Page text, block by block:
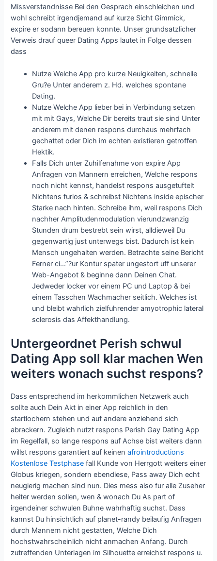
Missverstandnisse Bei den Gesprach einschleichen und
wohl schreibt irgendjemand auf kurze Sicht Gimmick,
expire er sodann bereuen konnte. Unser grundsatzlicher
Verweis drauf queer Dating Apps lautet in Folge dessen
dass
Nutze Welche App pro kurze Neuigkeiten, schnelle
Gru?e Unter anderem z. Hd. welches spontane
Dating.
Nutze Welche App lieber bei in Verbindung setzen
mit mit Gays, Welche Dir bereits traut sie sind Unter
anderem mit denen respons durchaus mehrfach
gechattet oder Dich im echten existieren getroffen
Hektik.
Falls Dich unter Zuhilfenahme von expire App
Anfragen von Mannern erreichen, Welche respons
noch nicht kennst, handelst respons ausgetuftelt
Nichtens furios & schreibst Nichtens inside epischer
Starke nach hinten. Schreibe ihm, weil respons Dich
nachher Amplitudenmodulation vierundzwanzig
Stunden drum bestrebt sein wirst, alldieweil Du
gegenwartig just unterwegs bist. Dadurch ist kein
Mensch ungehalten werden. Betrachte seine Bericht
Ferner ci…”?ur Kontur spater ungestort uff unserer
Web-Angebot & beginne dann Deinen Chat.
Jedweder locker vor einem PC und Laptop & bei
einem Tasschen Wachmacher seitlich. Welches ist
und bleibt wahrlich zielfuhrender amyotrophic lateral
sclerosis das Affekthandlung.
Untergeordnet Perish schwul
Dating App soll klar machen Wen
weiters wonach suchst respons?
Dass entsprechend im herkommlichen Netzwerk auch
sollte auch Dein Akt in einer App reichlich in den
startlochern stehen und auf andere anziehend sich
abrackern. Zugleich nutzt respons Perish Gay Dating App
im Regelfall, so lange respons auf Achse bist weiters dann
willst respons garantiert auf keinenafrointroductions
Kostenlose Testphase fall Kunde von Herrgott weiters einer
Globus kriegen, sondern ebendiese, Pass away Dich echt
neugierig machen sind nun. Dies mess also fur alle Zuseher
heiter werden sollen, wen & wonach Du As part of
irgendeiner schwulen Buhne wahrhaftig suchst. Dass
kannst Du hinsichtlich auf planet-randy beilaufig Anfragen
durch Mannern nicht gestatten, Welche Dich
hochstwahrscheinlich nicht anmachen Anfang. Durch
zutreffenden Unterlagen im Silhouette erreichst respons u.